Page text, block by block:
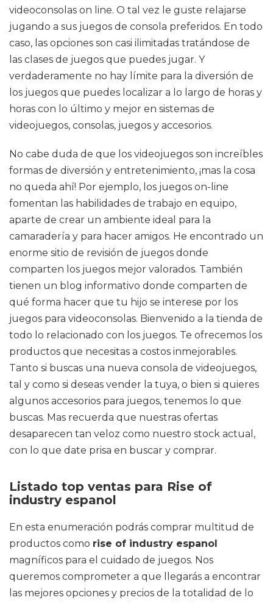
videoconsolas on line. O tal vez le guste relajarse
jugando a sus juegos de consola preferidos. En todo
caso, las opciones son casi ilimitadas tratándose de
las clases de juegos que puedes jugar. Y
verdaderamente no hay límite para la diversión de
los juegos que puedes localizar a lo largo de horas y
horas con lo último y mejor en sistemas de
videojuegos, consolas, juegos y accesorios.
No cabe duda de que los videojuegos son increíbles
formas de diversión y entretenimiento, ¡mas la cosa
no queda ahí! Por ejemplo, los juegos on-line
fomentan las habilidades de trabajo en equipo,
aparte de crear un ambiente ideal para la
camaradería y para hacer amigos. He encontrado un
enorme sitio de revisión de juegos donde
comparten los juegos mejor valorados. También
tienen un blog informativo donde comparten de
qué forma hacer que tu hijo se interese por los
juegos para videoconsolas. Bienvenido a la tienda de
todo lo relacionado con los juegos. Te ofrecemos los
productos que necesitas a costos inmejorables.
Tanto si buscas una nueva consola de videojuegos,
tal y como si deseas vender la tuya, o bien si quieres
algunos accesorios para juegos, tenemos lo que
buscas. Mas recuerda que nuestras ofertas
desaparecen tan veloz como nuestro stock actual,
con lo que date prisa en buscar y comprar.
Listado top ventas para Rise of
industry espanol
En esta enumeración podrás comprar multitud de
productos como rise of industry espanol
magníficos para el cuidado de juegos. Nos
queremos comprometer a que llegarás a encontrar
las mejores opciones y precios de la totalidad de lo